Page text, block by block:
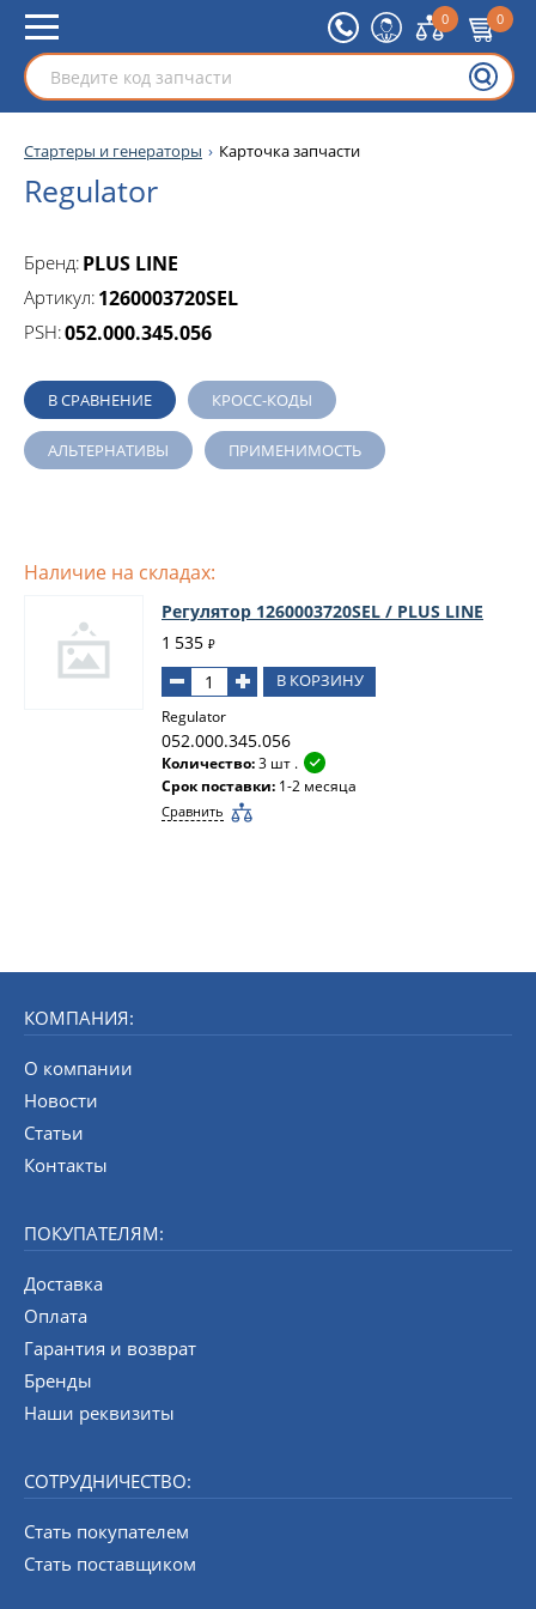
0 0
Стартеры и генераторы Карточка запчасти
Regulator
Бренд: PLUS LINE
Артикул: 1260003720SEL
PSH:052.000.345.056
В СРАВНЕНИЕ КРОСС-КОДЫ
АЛЬТЕРНАТИВЫ ПРИМЕНИМОСТЬ
Наличие на складах:
Регулятор 1260003720SEL / PLUS LINE
1 535 ₽
В КОРЗИНУ
Regulator
052.000.345.056
Количество:3 шт .
Срок поставки: 1-2 месяца
Сравнить
СОТРУДНИЧЕСТВО:
Стать покупателем
Стать поставщиком
КОМПАНИЯ:
О компании
Новости
Статьи
Контакты
ПОКУПАТЕЛЯМ:
Доставка
Оплата
Гарантия и возврат
Бренды
Наши реквизиты